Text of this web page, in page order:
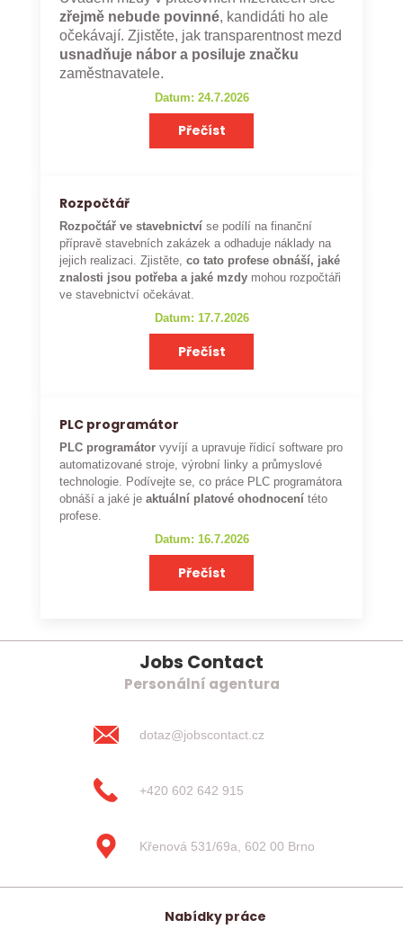
zřejmě nebude povinné, kandidáti ho ale
očekávají. Zjistěte, jak transparentnost mezd
usnadňuje nábor a posiluje značku
zaměstnavatele.
Datum: 24.7.2026
Přečíst
Rozpočtář
Rozpočtář ve stavebnictví se podílí na finanční
přípravě stavebních zakázek a odhaduje náklady na
jejich realizaci. Zjistěte,co tato profese obnáší, jaké
znalosti jsou potřeba a jaké mzdy mohou rozpočtáři
ve stavebnictví očekávat.
Datum: 17.7.2026
Přečíst
PLC programátor
PLC programátor vyvíjí a upravuje řídicí software pro
automatizované stroje, výrobní linky a průmyslové
technologie. Podívejte se, co práce PLC programátora
obnáší a jaké je aktuální platové ohodnocení této
profese.
Datum: 16.7.2026
Přečíst
Jobs Contact
Personální agentura
dotaz@jobscontact.cz
+420 602 642 915
Křenová 531/69a, 602 00 Brno
Nabídky práce